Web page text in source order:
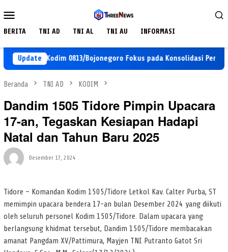
ke
Mobile
BERITA TNI AD TNI AL TNI AU INFORMASI
Update
ke-129 Kodim 0813/Bojonegoro Fokus pada Konsolidasi Pendidikan
Beranda TNI AD KODIM
Dandim 1505 Tidore Pimpin Upacara
17-an, Tegaskan Kesiapan Hadapi
Natal dan Tahun Baru 2025
Desember 17, 2024
Tidore – Komandan Kodim 1505/Tidore Letkol Kav. Calter Purba, ST
memimpin upacara bendera 17-an bulan Desember 2024 yang diikuti
oleh seluruh personel Kodim 1505/Tidore. Dalam upacara yang
berlangsung khidmat tersebut, Dandim 1505/Tidore membacakan
amanat Pangdam XV/Pattimura, Mayjen TNI Putranto Gatot Sri